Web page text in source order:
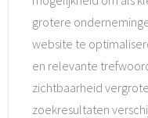
grotere
website te
en relevante
zichtbaarheid
zoekresultaten